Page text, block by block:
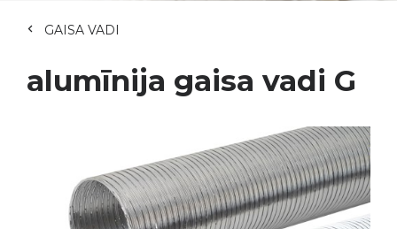
GAISA VADI
alumīnija gaisa vadi G